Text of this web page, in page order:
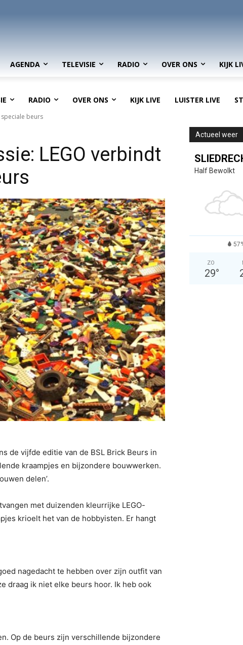
AGENDA TELEVISIE RADIO OVER ONS KIJK
RADIO OVER ONS KIJK LIVE LUISTER LIVE
beurs
LEGO verbindt
de vijfde editie van de BSL Brick Beurs in
kraampjes en bijzondere bouwwerken.
delen’.
met duizenden kleurrijke LEGO-
krioelt het van de hobbyisten. Er hangt
nagedacht te hebben over zijn outfit van
draag ik niet elke beurs hoor. Ik heb ook
Op de beurs zijn verschillende bijzondere
Actueel weer
Half Bewolkt
ZO
29°